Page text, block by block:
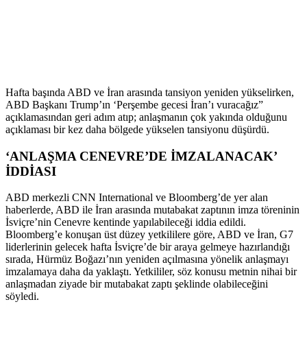
Hafta başında ABD ve İran arasında tansiyon yeniden yükselirken,
ABD Başkanı Trump’ın ‘Perşembe gecesi İran’ı vuracağız”
açıklamasından geri adım atıp; anlaşmanın çok yakında olduğunu
açıklaması bir kez daha bölgede yükselen tansiyonu düşürdü.
‘ANLAŞMA CENEVRE’DE İMZALANACAK’
İDDİASI
ABD merkezli CNN International ve Bloomberg’de yer alan
haberlerde, ABD ile İran arasında mutabakat zaptının imza töreninin
İsviçre’nin Cenevre kentinde yapılabileceği iddia edildi.
Bloomberg’e konuşan üst düzey yetkililere göre, ABD ve İran, G7
liderlerinin gelecek hafta İsviçre’de bir araya gelmeye hazırlandığı
sırada, Hürmüz Boğazı’nın yeniden açılmasına yönelik anlaşmayı
imzalamaya daha da yaklaştı. Yetkililer, söz konusu metnin nihai bir
anlaşmadan ziyade bir mutabakat zaptı şeklinde olabileceğini
söyledi.